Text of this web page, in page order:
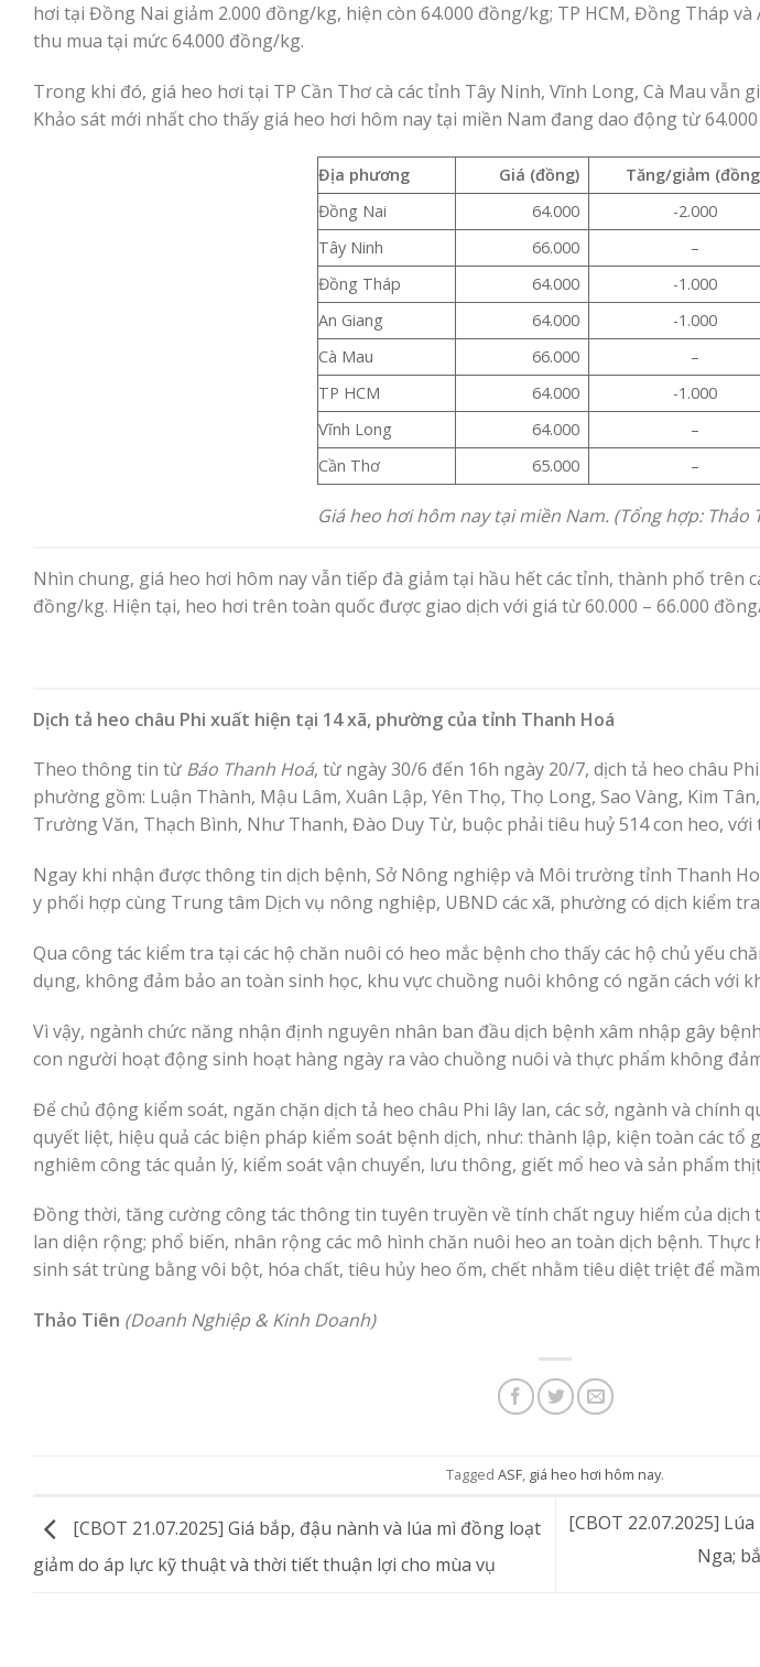
hơi tại Đồng Nai giảm 2.000 đồng/kg, hiện còn 64.000 đồng/kg; TP HCM, Đồng Tháp và
thu mua tại mức 64.000 đồng/kg.
Trong khi đó, giá heo hơi tại TP Cần Thơ cà các tỉnh Tây Ninh, Vĩnh Long, Cà Mau vẫn
Khảo sát mới nhất cho thấy giá heo hơi hôm nay tại miền Nam đang dao động từ
Địa phương Giá (đồng)
Tăng/giảm
Đồng Nai
64.000
-2.000
Tây Ninh
66.000
–
Đồng Tháp
64.000
-1.000
An Giang
64.000
-1.000
Cà Mau
66.000
–
TP HCM
64.000
-1.000
Vĩnh Long
64.000
–
Cần Thơ
65.000 –
Giá heo hơi hôm nay tại miền Nam. (Tổng hợp: Thảo
Nhìn chung, giá heo hơi hôm nay vẫn tiếp đà giảm tại hầu hết các tỉnh, thành phố trên
đồng/kg. Hiện tại, heo hơi trên toàn quốc được giao dịch với giá từ 60.000 – 66.000
Dịch tả heo châu Phi xuất hiện tại 14 xã, phường của tỉnh Thanh Hoá
Theo thông tin từ Báo Thanh Hoá, từ ngày 30/6 đến 16h ngày 20/7, dịch tả heo châu
phường gồm: Luận Thành, Mậu Lâm, Xuân Lập, Yên Thọ, Thọ Long, Sao Vàng, Kim
Trường Văn, Thạch Bình, Như Thanh, Đào Duy Từ, buộc phải tiêu huỷ 514 con heo,
Ngay khi nhận được thông tin dịch bệnh, Sở Nông nghiệp và Môi trường tỉnh Thanh
y phối hợp cùng Trung tâm Dịch vụ nông nghiệp, UBND các xã, phường có dịch kiểm
Qua công tác kiểm tra tại các hộ chăn nuôi có heo mắc bệnh cho thấy các hộ chủ yếu
dụng, không đảm bảo an toàn sinh học, khu vực chuồng nuôi không có ngăn cách với
Vì vậy, ngành chức năng nhận định nguyên nhân ban đầu dịch bệnh xâm nhập gây
con người hoạt động sinh hoạt hàng ngày ra vào chuồng nuôi và thực phẩm không
Để chủ động kiểm soát, ngăn chặn dịch tả heo châu Phi lây lan, các sở, ngành và chính
quyết liệt, hiệu quả các biện pháp kiểm soát bệnh dịch, như: thành lập, kiện toàn các tổ
nghiêm công tác quản lý, kiểm soát vận chuyển, lưu thông, giết mổ heo và sản phẩm
Đồng thời, tăng cường công tác thông tin tuyên truyền về tính chất nguy hiểm của dịch
lan diện rộng; phổ biến, nhân rộng các mô hình chăn nuôi heo an toàn dịch bệnh.
sinh sát trùng bằng vôi bột, hóa chất, tiêu hủy heo ốm, chết nhằm tiêu diệt triệt để
Thảo Tiên (Doanh Nghiệp & Kinh Doanh)
Tagged ASF, giá heo hơi hôm nay.
[CBOT 21.07.2025] Giá bắp, đậu nành và lúa mì đồng loạt
giảm do áp lực kỹ thuật và thời tiết thuận lợi cho mùa vụ
[CBOT 22.07.2025]
Nga;